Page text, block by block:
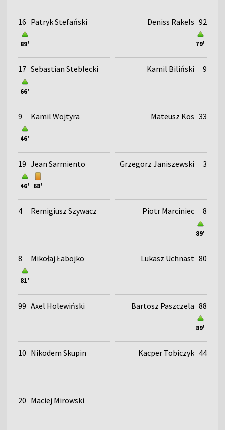
16 Patryk Stefański
89'
17 Sebastian Steblecki
66'
9 Kamil Wojtyra
46'
19 Jean Sarmiento
46' 68'
4 Remigiusz Szywacz
8 Mikołaj Łabojko
81'
99 Axel Holewiński
10 Nikodem Skupin
20 Maciej Mirowski
79'
Deniss Rakels 92
Kamil Biliński 9
Mateusz Kos 33
Grzegorz Janiszewski 3
89'
Piotr Marciniec 8
Lukasz Uchnast 80
89'
Bartosz Paszczela 88
Kacper Tobiczyk 44